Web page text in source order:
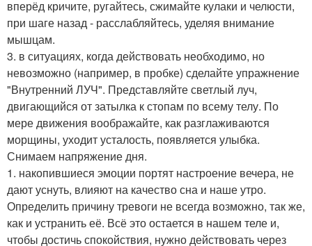
вперёд кричите, ругайтесь, сжимайте кулаки и челюсти,
при шаге назад - расслабляйтесь, уделяя внимание
мышцам.
3. в ситуациях, когда действовать необходимо, но
невозможно (например, в пробке) сделайте упражнение
"Внутренний ЛУЧ". Представляйте светлый луч,
двигающийся от затылка к стопам по всему телу. По
мере движения воображайте, как разглаживаются
морщины, уходит усталость, появляется улыбка.
Снимаем напряжение дня.
1. накопившиеся эмоции портят настроение вечера, не
дают уснуть, влияют на качество сна и наше утро.
Определить причину тревоги не всегда возможно, так же,
как и устранить её. Всё это остается в нашем теле и,
чтобы достичь спокойствия, нужно действовать через